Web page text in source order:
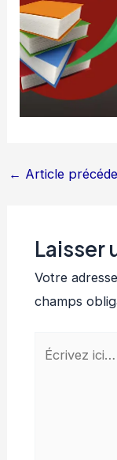
← Article
Laisser
Votre
champs
Écrivez